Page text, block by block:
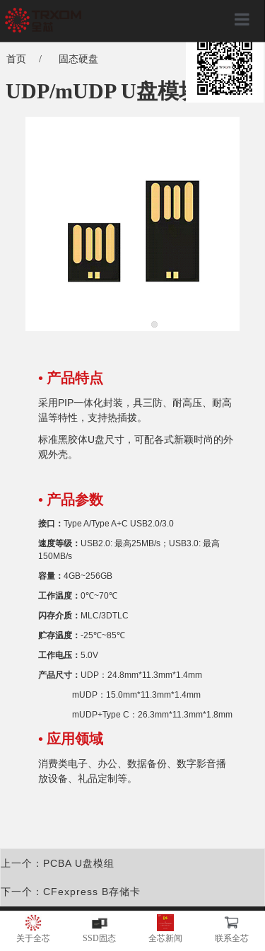
关于全芯
固态硬盘
首页 /
• 产品特点
采用PIP一体化封装，具三防、耐高压、耐高
温等特性，支持热插拨。
标准黑胶体U盘尺寸，可配各式新颖时尚的外
观外壳。
• 产品参数
接口： Type A/Type A+C USB2.0/3.0
速度等级： USB2.0: 最高25MB/s；USB3.0: 最高
150MB/s
容量： 4GB~256GB
工作温度： 0℃~70℃
闪存介质： MLC/3DTLC
贮存温度： -25℃~85℃
工作电压： 5.0V
产品尺寸： UDP ：24.8mm*11.3mm*1.4mm
mUDP：15.0mm*11.3mm*1.4mm
mUDP+Type C：26.3mm*11.3mm*1.8mm
• 应用领域
消费类电子、办公、数据备份、数字影音播
放设备、礼品定制等。
UDP/mUDP U盘模块
上一个：PCBA U盘模组
下一个：CFexpress B存储卡
广东全芯半导体有限公司
地址：广东省东莞市松山湖高新开发区南山路一号中集智谷4号楼C户
关于全芯 SSD固态 全芯新闻 联系全芯